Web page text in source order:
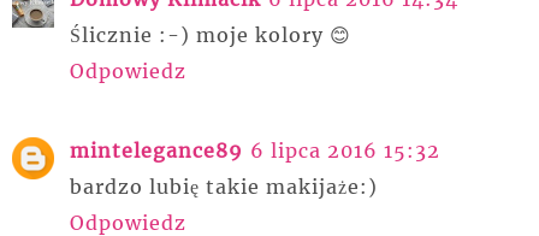
Ślicznie :-) moje kolory 😊
Odpowiedz
mintelegance89 6 lipca 2016 15:32
bardzo lubię takie makijaże:)
Odpowiedz